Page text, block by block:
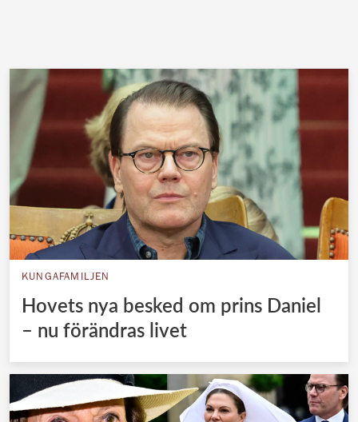
KUNGAFAMILJEN
Hovets nya besked om prins Daniel
– nu förändras livet